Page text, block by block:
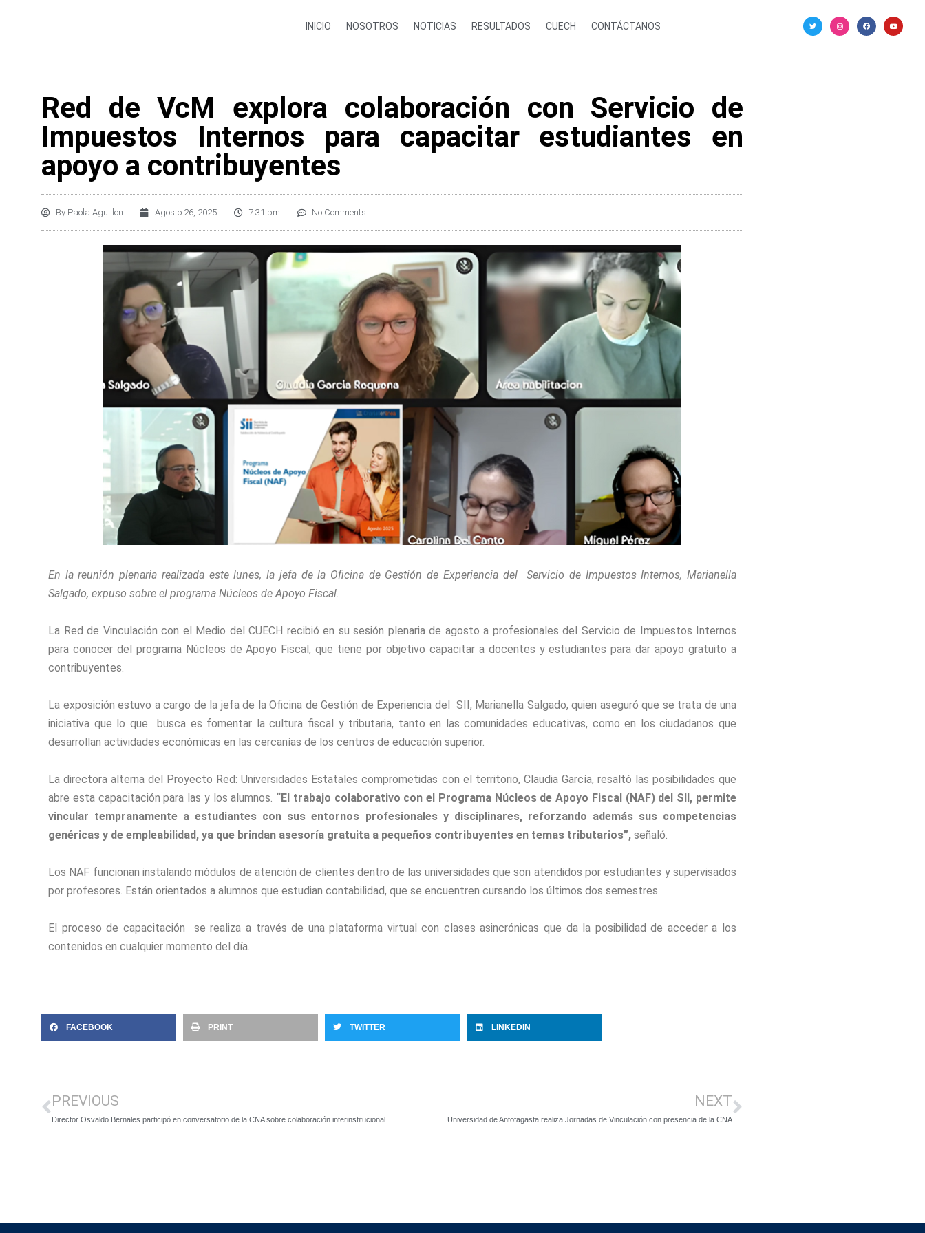
INICIO NOSOTROS NOTICIAS RESULTADOS CUECH CONTÁCTANOS
Red de VcM explora colaboración con Servicio de
Impuestos Internos para capacitar estudiantes en
apoyo a contribuyentes
By Paola Aguillon Agosto 26, 2025 7:31 pm No Comments
En la reunión plenaria realizada este lunes, la jefa de la Oficina de Gestión de Experiencia del Servicio de Impuestos Internos, Marianella
Salgado, expuso sobre el programa Núcleos de Apoyo Fiscal.
La Red de Vinculación con el Medio del CUECH recibió en su sesión plenaria de agosto a profesionales del Servicio de Impuestos Internos
para conocer del programa Núcleos de Apoyo Fiscal, que tiene por objetivo capacitar a docentes y estudiantes para dar apoyo gratuito a
contribuyentes.
La exposición estuvo a cargo de la jefa de la Oficina de Gestión de Experiencia del SII, Marianella Salgado, quien aseguró que se trata de una
iniciativa que lo que busca es fomentar la cultura fiscal y tributaria, tanto en las comunidades educativas, como en los ciudadanos que
desarrollan actividades económicas en las cercanías de los centros de educación superior.
La directora alterna del Proyecto Red: Universidades Estatales comprometidas con el territorio, Claudia García, resaltó las posibilidades que
abre esta capacitación para las y los alumnos. “El trabajo colaborativo con el Programa Núcleos de Apoyo Fiscal (NAF) del SII, permite
vincular tempranamente a estudiantes con sus entornos profesionales y disciplinares, reforzando además sus competencias
genéricas y de empleabilidad, ya que brindan asesoría gratuita a pequeños contribuyentes en temas tributarios”, señaló.
Los NAF funcionan instalando módulos de atención de clientes dentro de las universidades que son atendidos por estudiantes y supervisados
por profesores. Están orientados a alumnos que estudian contabilidad, que se encuentren cursando los últimos dos semestres.
El proceso de capacitación se realiza a través de una plataforma virtual con clases asincrónicas que da la posibilidad de acceder a los
contenidos en cualquier momento del día.
FACEBOOK PRINT TWITTER LINKEDIN
PREVIOUS
Director Osvaldo Bernales participó en conversatorio de la CNA sobre colaboración interinstitucional
NEXT
Universidad de Antofagasta realiza Jornadas de Vinculación con presencia de la CNA